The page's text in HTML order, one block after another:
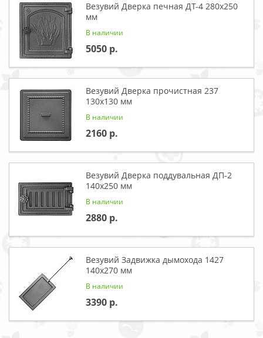
Везувий Дверка печная ДТ-4 280x250
мм
В наличии
5050
Везувий Дверка прочистная 237
130x130 мм
В наличии
2160
Везувий Дверка поддувальная ДП-2
140x250 мм
В наличии
2880
Везувий Задвижка дымохода 1427
140x270 мм
В наличии
3390